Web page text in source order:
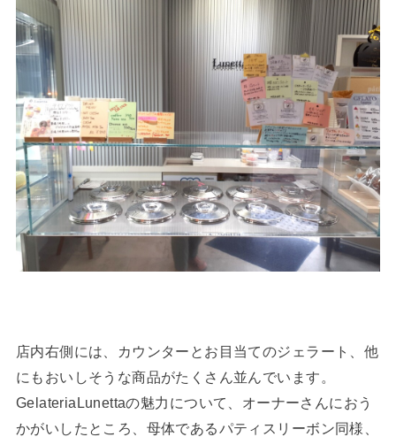
店内右側には、カウンターとお目当てのジェラート、他
にもおいしそうな商品がたくさん並んでいます。
GelateriaLunettaの魅力について、オーナーさんにおう
かがいしたところ、母体であるパティスリーボン同様、